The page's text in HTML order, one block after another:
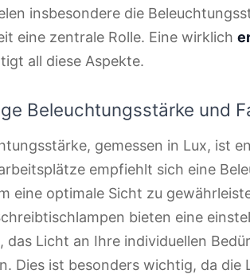
insbesondere die
eine zentrale Rolle. Eine wirklich
all diese Aspekte.
Beleuchtungsstärke und
gemessen in Lux, ist
empfiehlt sich eine
eine optimale Sicht zu
bieten eine
das Licht an Ihre individuellen
Dies ist besonders wichtig, da die